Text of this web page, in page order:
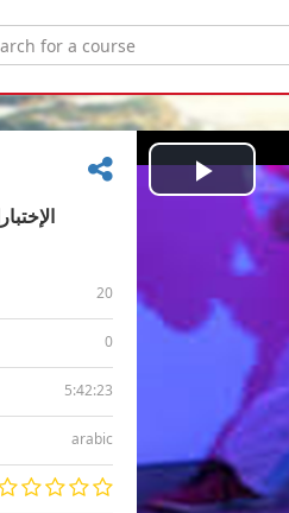
20
0
5:42:23
arabic
Play